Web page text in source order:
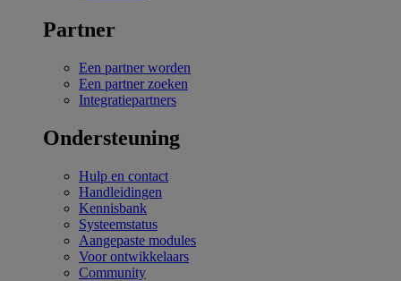
Partner
Een partner worden
Een partner zoeken
Integratiepartners
Ondersteuning
Hulp en contact
Handleidingen
Kennisbank
Systeemstatus
Aangepaste modules
Voor ontwikkelaars
Community